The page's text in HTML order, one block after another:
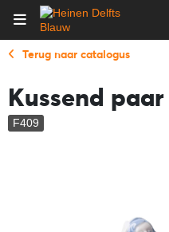
Terug naar catalogus
Kussend
F409